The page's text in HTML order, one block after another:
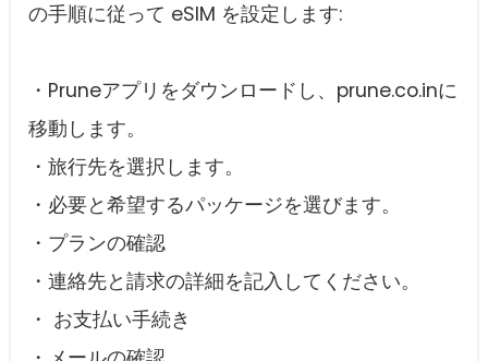
の手順に従って eSIM を設定します:
・Pruneアプリをダウンロードし、prune.co.inに
移動します。
・旅行先を選択します。
・必要と希望するパッケージを選びます。
・プランの確認
・連絡先と請求の詳細を記入してください。
・ お支払い手続き